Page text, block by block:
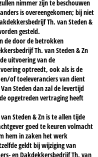
nimmer zijn te beschouwen
is overeengekomen; bij niet
Th. van Steden &
gesteld.
de door de betrokken
Th. van Steden & Zn
uitvoering van de
optreedt, ook als is de
of toeleveranciers van dient
Steden dan zal de levertijd
opgetreden vertraging heeft
Steden & Zn is te allen tijde
goed te keuren volmacht
hem in zaken het werk
geldt bij wijziging van
en Dakdekkersbedrijf Th. van